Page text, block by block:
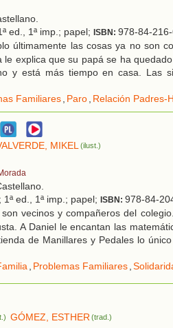
ed., 1ª imp.; papel; ISBN: 978-84-
últimamente las cosas ya no son
le explica que su papá se ha
y está más tiempo en casa. Las
Familiares, Paro, Relación Padres-
MIKEL(ilust.)
ed., 1ª imp.; papel; ISBN: 978-84-
vecinos y compañeros del
A Daniel le encantan las
de Manillares y Pedales lo
, Problemas Familiares,
GÓMEZ, ESTHER(trad.)